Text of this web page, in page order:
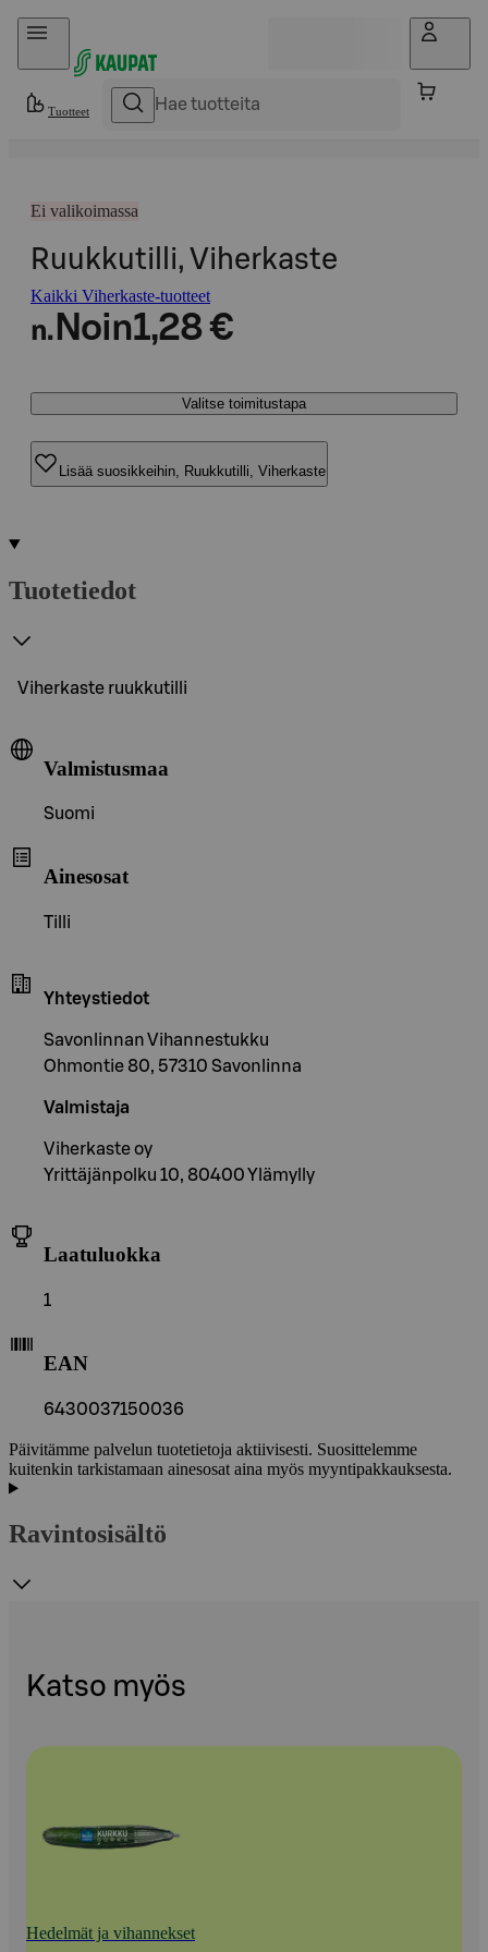
Hyppää sisältöön
Tuotteet
Ei valikoimassa
Ruukkutilli, Viherkaste
Kaikki Viherkaste-tuotteet
n. Noin1,28 €
Valitse toimitustapa
Lisää suosikkeihin, Ruukkutilli, Viherkaste
Tuotetiedot
Viherkaste ruukkutilli
Valmistusmaa
Suomi
Ainesosat
Tilli
Yhteystiedot
Savonlinnan Vihannestukku
Ohmontie 80, 57310 Savonlinna
Valmistaja
Viherkaste oy
Yrittäjänpolku 10, 80400 Ylämylly
Laatuluokka
1
EAN
6430037150036
Päivitämme palvelun tuotetietoja aktiivisesti. Suosittelemme
kuitenkin tarkistamaan ainesosat aina myös myyntipakkauksesta.
Ravintosisältö
Katso myös
Hedelmät ja vihannekset